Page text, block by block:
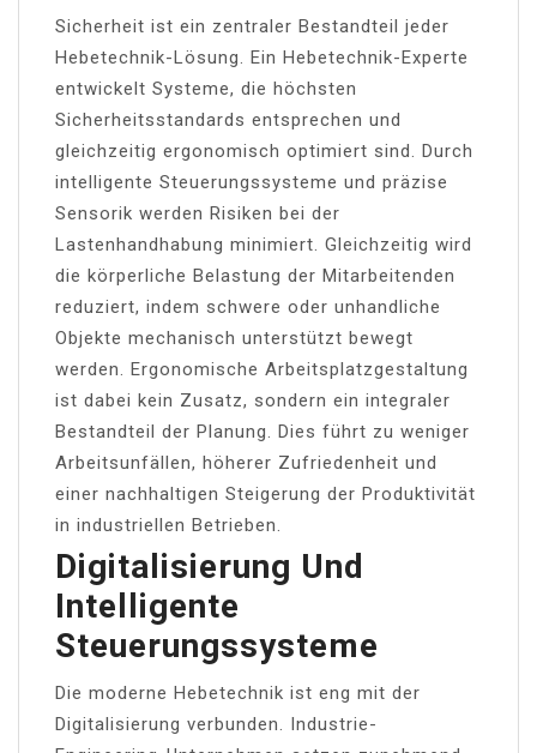
Sicherheit ist ein zentraler Bestandteil jeder
Hebetechnik-Lösung. Ein Hebetechnik-Experte
entwickelt Systeme, die höchsten
Sicherheitsstandards entsprechen und
gleichzeitig ergonomisch optimiert sind. Durch
intelligente Steuerungssysteme und präzise
Sensorik werden Risiken bei der
Lastenhandhabung minimiert. Gleichzeitig wird
die körperliche Belastung der Mitarbeitenden
reduziert, indem schwere oder unhandliche
Objekte mechanisch unterstützt bewegt
werden. Ergonomische Arbeitsplatzgestaltung
ist dabei kein Zusatz, sondern ein integraler
Bestandteil der Planung. Dies führt zu weniger
Arbeitsunfällen, höherer Zufriedenheit und
einer nachhaltigen Steigerung der Produktivität
in industriellen Betrieben.
Digitalisierung Und
Intelligente
Steuerungssysteme
Die moderne Hebetechnik ist eng mit der
Digitalisierung verbunden. Industrie-